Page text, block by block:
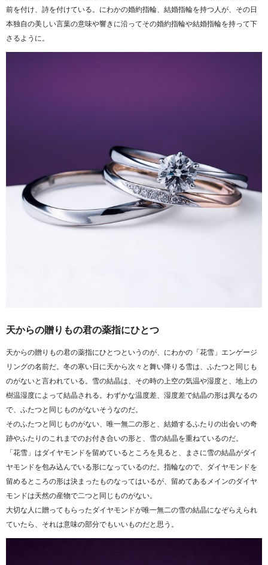
前を付け、詩を付けている。にわかの婚約指輪、結婚指輪を持つ人が、その日
本独自の美しい言葉の意味や響きに沿ってその婚約指輪や結婚指輪を持って下
さるように。
天からの贈りもの君の薬指にひとつ
天からの贈りもの君の薬指にひとつというのが、にわかの「花雪」エンゲージ
リングの名前だ。冬の寒い日に天から次々と舞い降りる雪は、ふたつと同じも
のがないと言われている。雪の結晶は、その時の上空の気温や湿度と、地上の
樹温湿度によって結晶される。わずかな温度差、湿度差で結晶の形は異なるの
で、ふたつと同じものがないそうなのだ。
そのふたつと同じものがない、唯一無二の形と、結婚するふたりの出会いの奇
跡やふたりのこれまでのお付き合いの形と、雪の結晶を重ねているのだ。
「花雪」はダイヤモンドを留めているところを見ると、まさに雪の結晶がダイ
ヤモンドを包み込んでいる形になっているのだ。指輪なので、ダイヤモンドを
留めるところの形は決まったものなってはいるが、留めてあるメインのダイヤ
モンドは天然の産物で二つと同じものがない。
大切な人に贈ってもらったダイヤモンドが唯一無二の雪の結晶になぞらえられ
ていたら、それは意味の部分でもいいものだと思う。